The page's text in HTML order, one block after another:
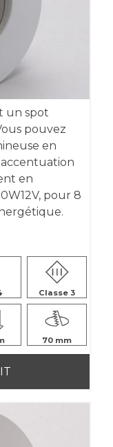
un spot
pouvez
en
en
pour 8
Classe 3
70